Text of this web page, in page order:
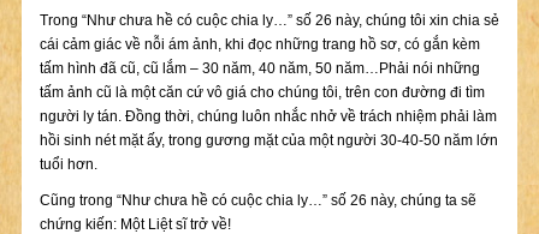
Trong “Như chưa hề có cuộc chia ly…” số 26 này, chúng tôi xin chia sẻ
cái cảm giác về nỗi ám ảnh, khi đọc những trang hồ sơ, có gắn kèm
tấm hình đã cũ, cũ lắm – 30 năm, 40 năm, 50 năm…Phải nói những
tấm ảnh cũ là một căn cứ vô giá cho chúng tôi, trên con đường đi tìm
người ly tán. Đồng thời, chúng luôn nhắc nhở về trách nhiệm phải làm
hồi sinh nét mặt ấy, trong gương mặt của một người 30-40-50 năm lớn
tuổi hơn.
Cũng trong “Như chưa hề có cuộc chia ly…” số 26 này, chúng ta sẽ
chứng kiến: Một Liệt sĩ trở về!